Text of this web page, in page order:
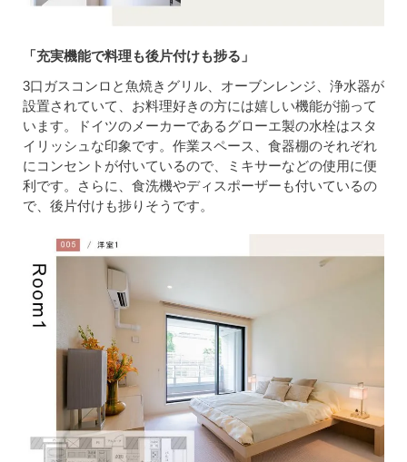
「充実機能で料理も後片付けも捗る」
3口ガスコンロと魚焼きグリル、オーブンレンジ、浄水器が
設置されていて、お料理好きの方には嬉しい機能が揃って
います。ドイツのメーカーであるグローエ製の水栓はスタ
イリッシュな印象です。作業スペース、食器棚のそれぞれ
にコンセントが付いているので、ミキサーなどの使用に便
利です。さらに、食洗機やディスポーザーも付いているの
で、後片付けも捗りそうです。